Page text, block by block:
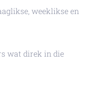
weeklikse en
wat direk in die